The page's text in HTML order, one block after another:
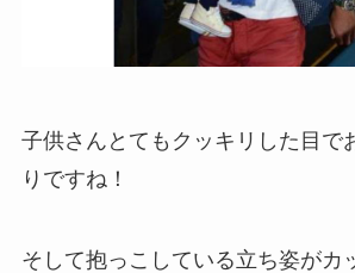
子供さんとてもクッキリした目で
りですね！
そして抱っこしている立ち姿がカ